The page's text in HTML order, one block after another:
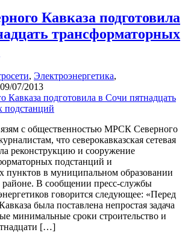
Кавказа подготовила
трансформаторных
, Электроэнергетика,
09/07/2013
с общественностью МРСК Северного
что северокавказская сетевая
реконструкцию и сооружение
подстанций и
пунктов в муниципальном образовании
В сообщении пресс-службы
говорится следующее: «Перед
была поставлена непростая задача
минимальные сроки строительство и
[…]